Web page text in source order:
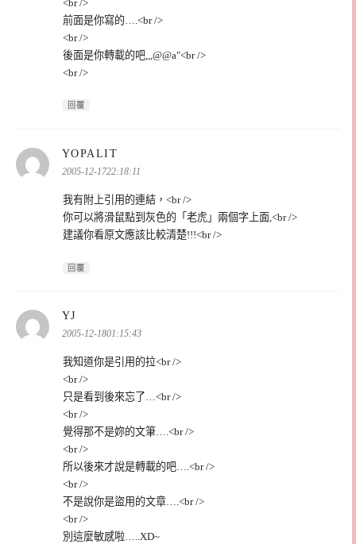
<br />
前面是你寫的….<br />
<br />
後面是你轉載的吧,,,@@a"<br />
<br />
回覆
YOPALIT
示:
2005-12-1722:18:11
我有附上引用的連結，<br />
你可以將滑鼠點到灰色的「老虎」兩個字上面,<br />
建議你看原文應該比較清楚!!!<br />
回覆
YJ
示:
2005-12-1801:15:43
我知道你是引用的拉<br />
<br />
只是看到後來忘了…<br />
<br />
覺得那不是妳的文筆….<br />
<br />
所以後來才說是轉載的吧….<br />
<br />
不是說你是盜用的文章….<br />
<br />
別這麼敏感啦…..XD~